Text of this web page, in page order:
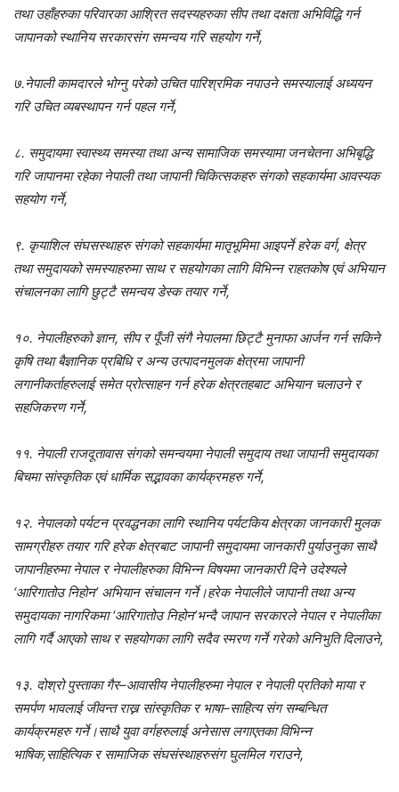
तथा उहाँहरुका परिवारका आश्रित सदस्यहरुका सीप तथा दक्षता अभिविद्धि गर्न
जापानको स्थानिय सरकारसंग समन्वय गरि सहयोग गर्ने,
७.नेपाली कामदारले भोग्नु परेको उचित पारिश्रमिक नपाउने समस्यालाई अध्ययन
गरि उचित व्यबस्थापन गर्न पहल गर्ने,
८. समुदायमा स्वास्थ्य समस्या तथा अन्य सामाजिक समस्यामा जनचेतना अभिबृद्धि
गरि जापानमा रहेका नेपाली तथा जापानी चिकित्सकहरु संगको सहकार्यमा आवस्यक
सहयोग गर्ने,
९. कृयाशिल संघसस्थाहरु संगको सहकार्यमा मातृभूमिमा आइपर्ने हरेक वर्ग, क्षेत्र
तथा समुदायको समस्याहरुमा साथ र सहयोगका लागि विभिन्न राहतकोष एवं अभियान
संचालनका लागि छुट्टै समन्वय डेस्क तयार गर्ने,
१०. नेपालीहरुको ज्ञान, सीप र पूँजी संगै नेपालमा छिट्टै मुनाफा आर्जन गर्न सकिने
कृषि तथा बैज्ञानिक प्रबिधि र अन्य उत्पादनमुलक क्षेत्रमा जापानी
लगानीकर्ताहरुलाई समेत प्रोत्साहन गर्न हरेक क्षेत्रतहबाट अभियान चलाउने र
सहजिकरण गर्ने,
११. नेपाली राजदूतावास संगको समन्वयमा नेपाली समुदाय तथा जापानी समुदायका
बिचमा सांस्कृतिक एवं धार्मिक सद्भावका कार्यक्रमहरु गर्ने,
१२. नेपालको पर्यटन प्रवद्धनका लागि स्थानिय पर्यटकिय क्षेत्रका जानकारी मुलक
सामग्रीहरु तयार गरि हरेक क्षेत्रबाट जापानी समुदायमा जानकारी पुर्याउनुका साथै
जापानीहरुमा नेपाल र नेपालीहरुका विभिन्न विषयमा जानकारी दिने उदेश्यले
‘आरिगातोउ निहोन’ अभियान संचालन गर्ने।हरेक नेपालीले जापानी तथा अन्य
समुदायका नागरिकमा ‘आरिगातोउ निहोन’भन्दै जापान सरकारले नेपाल र नेपालीका
लागि गर्दै आएको साथ र सहयोगका लागि सदैव स्मरण गर्ने गरेको अनिभुति दिलाउने,
१३. दोश्रो पुस्ताका गैर–आवासीय नेपालीहरुमा नेपाल र नेपाली प्रतिको माया र
समर्पण भावलाई जीवन्त राख्न सांस्कृतिक र भाषा–साहित्य संग सम्बन्धित
कार्यक्रमहरु गर्ने।साथै युवा वर्गहरुलाई अनेसास लगाएतका विभिन्न
भाषिक,साहित्यिक र सामाजिक संघसंस्थाहरुसंग घुलमिल गराउने,